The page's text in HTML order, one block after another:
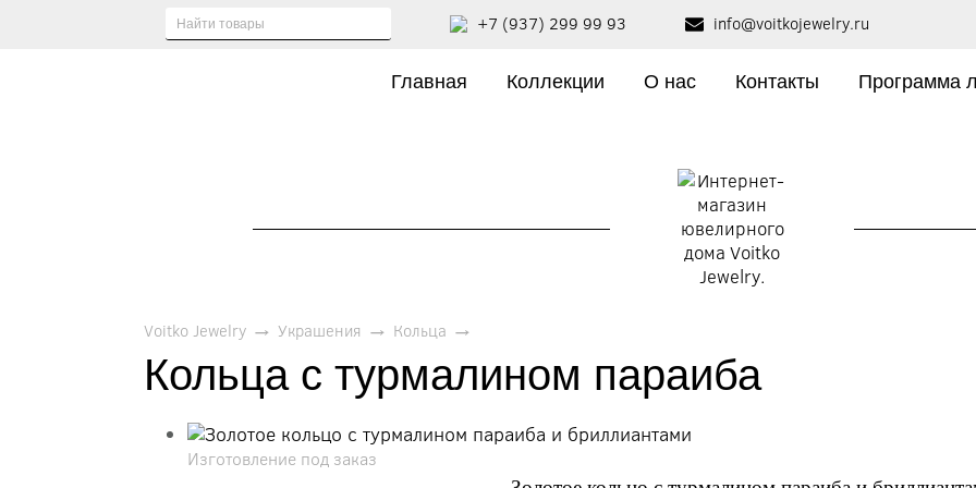
+7 (937) 299 99 93 info@voitkojewelry.ru
Главная Коллекции О нас Контакты Программа
Voitko Jewelry → Украшения → Кольца →
Кольца с турмалином параиба
Изготовление под заказ